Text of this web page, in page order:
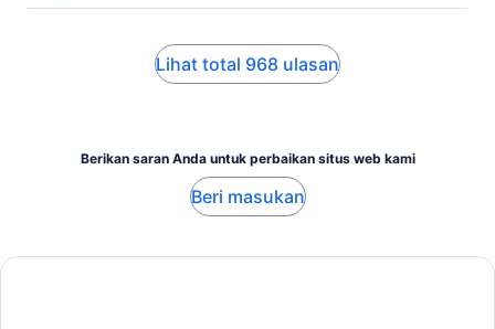
Lihat total 968 ulasan
Berikan saran Anda untuk perbaikan situs web kami
Beri masukan